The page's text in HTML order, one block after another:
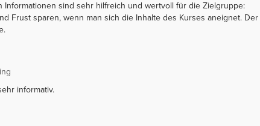
sind sehr hilfreich und wertvoll für die Zielgruppe:
Frust sparen, wenn man sich die Inhalte des Kurses aneignet. Der
informativ.